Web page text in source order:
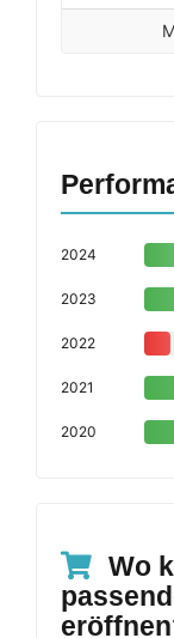
2024
2023
2022
2021
2020
Wo